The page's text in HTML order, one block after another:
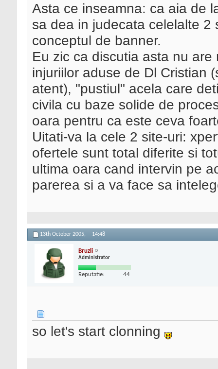
Asta ce inseamna: ca aia de
sa dea in judecata celelalte 2
conceptul de banner.
Eu zic ca discutia asta nu
injuriilor aduse de Dl Cristian
atent), "pustiul" acela care
civila cu baze solide de
oara pentru ca este ceva
Uitati-va la cele 2 site-uri:
ofertele sunt total diferite si
ultima oara cand intervin pe
parerea si a va face sa
13th October 2005, 14:48
Bruzli
Administrator
Reputatie: 44
so let's start clonning